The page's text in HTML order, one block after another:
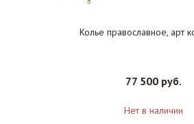
Колье православное, арт
77 500 руб.
Нет в наличии